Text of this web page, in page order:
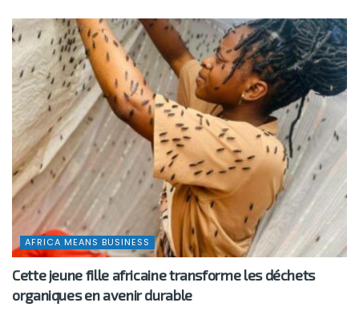
AFRICA MEANS BUSINESS
Cette jeune fille africaine transforme les déchets
organiques en avenir durable